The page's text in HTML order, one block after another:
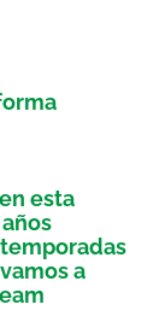
esta
a